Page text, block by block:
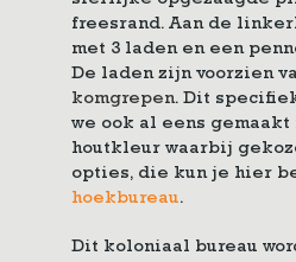
freesrand. Aan de
met 3 laden en een
De laden zijn voorzien
komgrepen. Dit
we ook al eens gemaakt
houtkleur waarbij
opties, die kun je hier
hoekbureau.
Dit koloniaal bureau